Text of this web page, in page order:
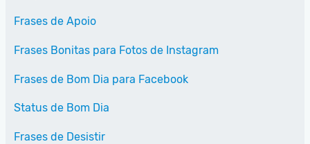
Frases de Apoio
Frases Bonitas para Fotos de Instagram
Frases de Bom Dia para Facebook
Status de Bom Dia
Frases de Desistir